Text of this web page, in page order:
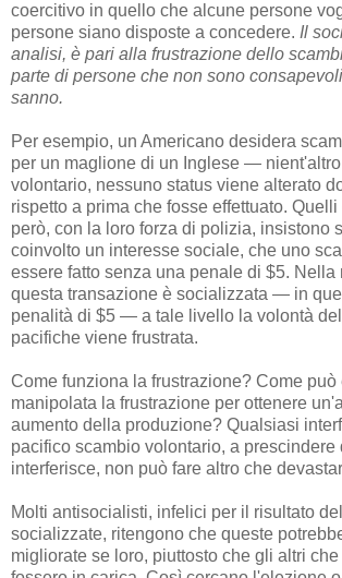
coercitivo in quello che alcune persone
persone siano disposte a concedere. Il
analisi, è pari alla frustrazione dello
parte di persone che non sono
sanno.
Per esempio, un Americano desidera
per un maglione di un Inglese —
volontario, nessuno status viene alterato
rispetto a prima che fosse effettuato.
però, con la loro forza di polizia, insistono
coinvolto un interesse sociale, che uno
essere fatto senza una penale di $5. Nella
questa transazione è socializzata — in
penalità di $5 — a tale livello la volontà
pacifiche viene frustrata.
Come funziona la frustrazione? Come può
manipolata la frustrazione per ottenere
aumento della produzione? Qualsiasi
pacifico scambio volontario, a prescindere
interferisce, non può fare altro che
Molti antisocialisti, infelici per il risultato
socializzate, ritengono che queste
migliorate se loro, piuttosto che gli altri